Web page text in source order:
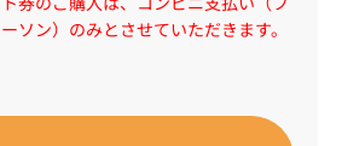
ソン）のみとさせていただきます。